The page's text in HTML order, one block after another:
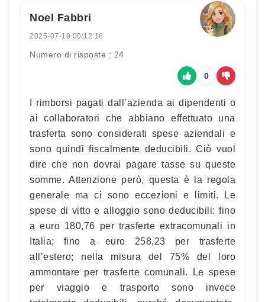
Noel Fabbri
2025-07-19 00:12:18
Numero di risposte : 24
0
I rimborsi pagati dall’azienda ai dipendenti o
ai collaboratori che abbiano effettuato una
trasferta sono considerati spese aziendali e
sono quindi fiscalmente deducibili. Ciò vuol
dire che non dovrai pagare tasse su queste
somme. Attenzione però, questa è la regola
generale ma ci sono eccezioni e limiti. Le
spese di vitto e alloggio sono deducibili: fino
a euro 180,76 per trasferte extracomunali in
Italia; fino a euro 258,23 per trasferte
all’estero; nella misura del 75% del loro
ammontare per trasferte comunali. Le spese
per viaggio e trasporto sono invece